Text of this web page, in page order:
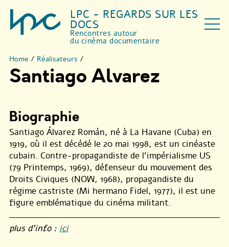
LPC - REGARDS SUR LES
DOCS
Rencontres autour
du cinéma documentaire
Home / Réalisateurs /
Santiago Alvarez
Biographie
Santiago Álvarez Román, né à La Havane (Cuba) en
1919, où il est décédé le 20 mai 1998, est un cinéaste
cubain. Contre-propagandiste de l’impérialisme US
(79 Printemps, 1969), défenseur du mouvement des
Droits Civiques (NOW, 1968), propagandiste du
régime castriste (Mi hermano Fidel, 1977), il est une
figure emblématique du cinéma militant.
plus d’info : ici